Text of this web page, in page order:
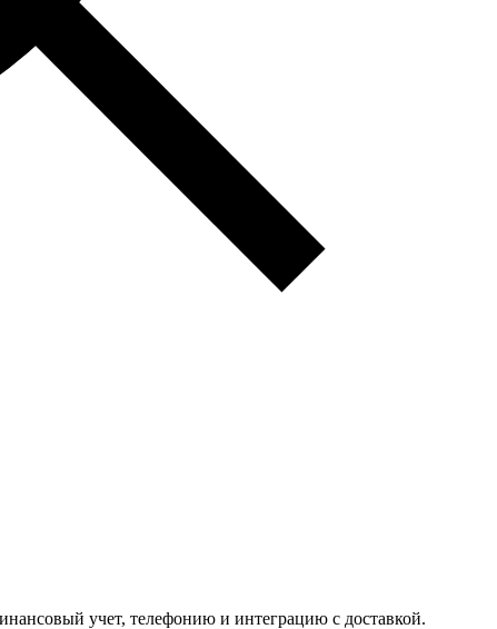
учет, телефонию и интеграцию с доставкой.